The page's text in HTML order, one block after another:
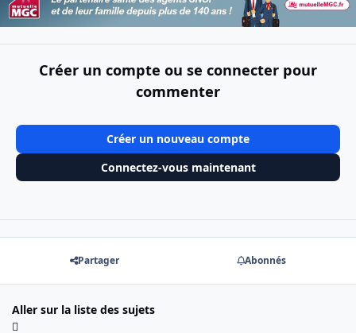
Créer un compte ou se connecter pour
commenter
Créer un nouveau compte
Connectez-vous maintenant
Partager Abonnés
Aller sur la liste des sujets